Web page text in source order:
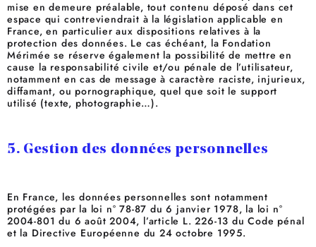
mise en demeure préalable, tout contenu déposé dans cet
espace qui contreviendrait à la législation applicable en
France, en particulier aux dispositions relatives à la
protection des données. Le cas échéant, la Fondation
Mérimée se réserve également la possibilité de mettre en
cause la responsabilité civile et/ou pénale de l’utilisateur,
notamment en cas de message à caractère raciste, injurieux,
diffamant, ou pornographique, quel que soit le support
utilisé (texte, photographie…).
5. Gestion des données personnelles
En France, les données personnelles sont notamment
protégées par la loi n° 78-87 du 6 janvier 1978, la loi n°
2004-801 du 6 août 2004, l’article L. 226-13 du Code pénal
et la Directive Européenne du 24 octobre 1995.